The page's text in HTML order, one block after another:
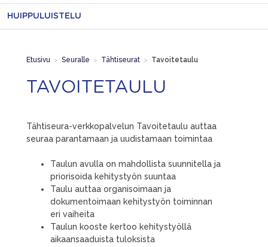
HUIPPULUISTELU
Etusivu > Seuralle > Tähtiseurat > Tavoitetaulu
TAVOITETAULU
Tähtiseura-verkkopalvelun Tavoitetaulu auttaa
seuraa parantamaan ja uudistamaan toimintaa
Taulun avulla on mahdollista suunnitella ja
priorisoida kehitystyön suuntaa
Taulu auttaa organisoimaan ja
dokumentoimaan kehitystyön toiminnan
eri vaiheita
Taulun kooste kertoo kehitystyöllä
aikaansaaduista tuloksista